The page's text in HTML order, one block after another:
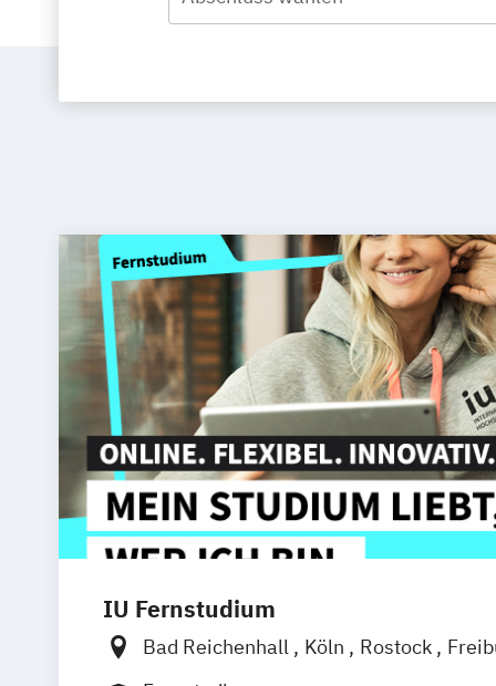
IU Fernstudium
Bad Reichenhall Köln Rostock
Frankfurt am Main